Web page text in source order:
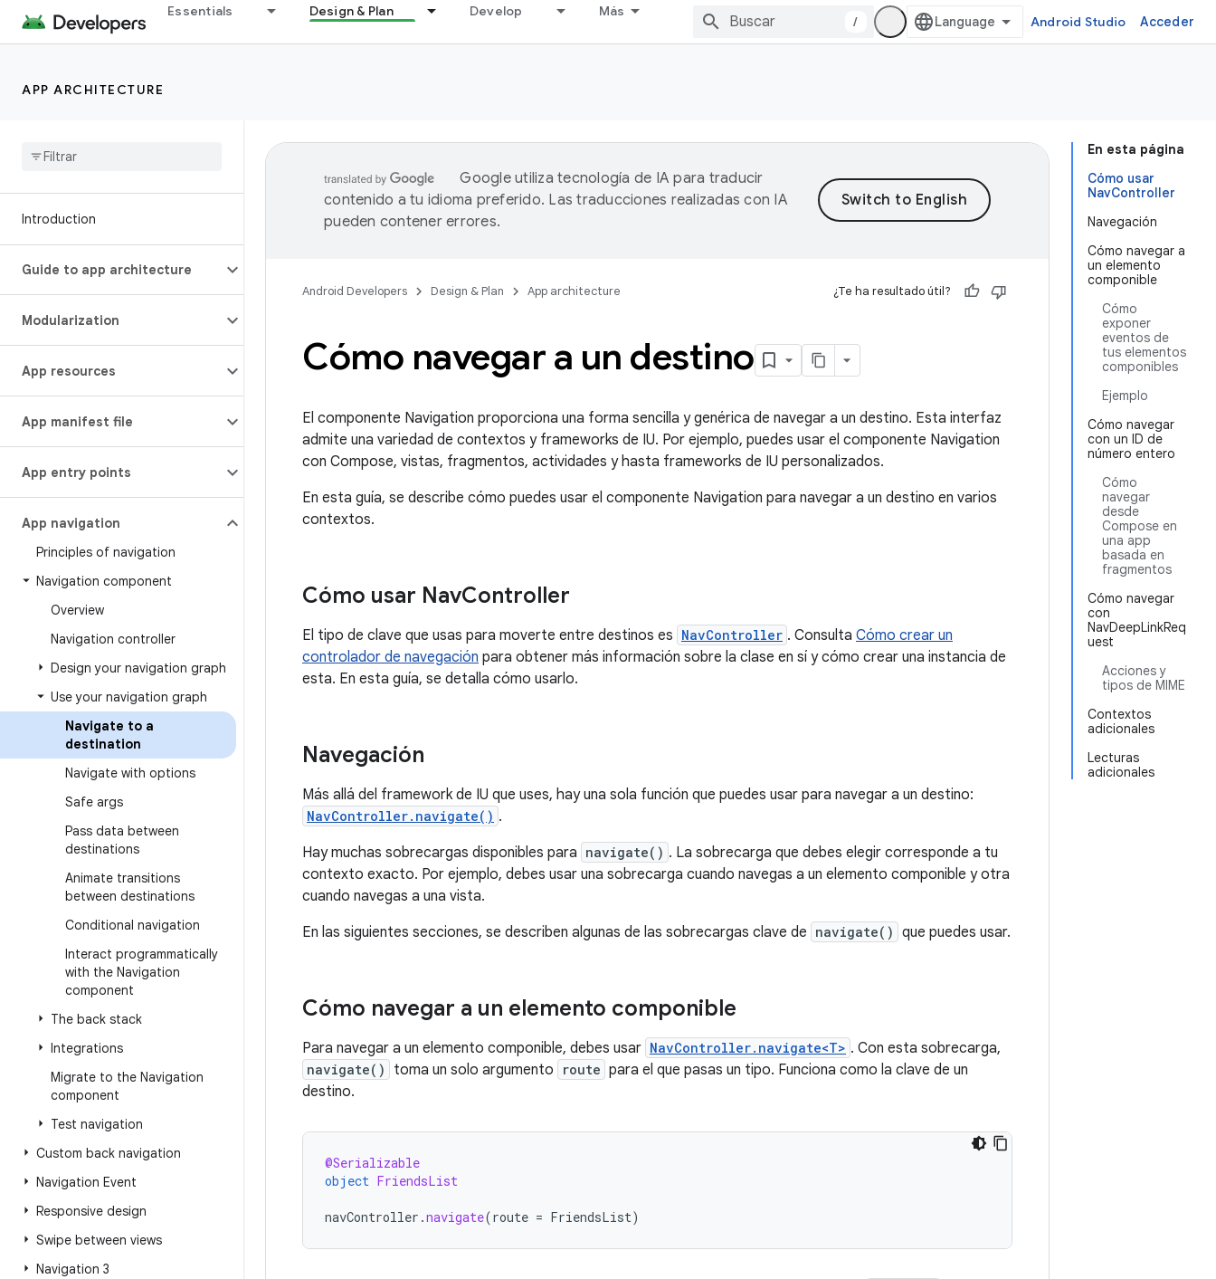
Essentials Design & Plan Develop Más
/ Android Studio Acceder
APP ARCHITECTURE
Introduction
Guide to app architecture
Modularization
App resources
App manifest file
App entry points
App navigation
Principles of navigation
Navigation component
Overview
Navigation controller
Design your navigation graph
Use your navigation graph
Navigate to a
destination
Navigate with options
Safe args
Pass data between
destinations
Animate transitions
between destinations
Conditional navigation
Interact programmatically
with the Navigation
component
The back stack
Integrations
Migrate to the Navigation
component
Test navigation
Custom back navigation
Navigation Event
Responsive design
Swipe between views
Navigation 3
En esta página
Cómo usar
NavController
Navegación
Cómo navegar a
un elemento
componible
Cómo
exponer
eventos de
tus elementos
componibles
Ejemplo
Cómo navegar
con un ID de
número entero
Cómo
navegar
desde
Compose en
una app
basada en
fragmentos
Cómo navegar
con
NavDeepLinkReq
uest
Acciones y
tipos de MIME
Contextos
adicionales
Lecturas
adicionales
Google utiliza tecnología de IA para traducir
contenido a tu idioma preferido. Las traducciones realizadas con IA
pueden contener errores.
Android Developers Design & Plan App architecture ¿Te ha resultado útil?
Cómo navegar a un destino
El componente Navigation proporciona una forma sencilla y genérica de navegar a un destino. Esta interfaz
admite una variedad de contextos y frameworks de IU. Por ejemplo, puedes usar el componente Navigation
con Compose, vistas, fragmentos, actividades y hasta frameworks de IU personalizados.
En esta guía, se describe cómo puedes usar el componente Navigation para navegar a un destino en varios
contextos.
Cómo usar NavController
El tipo de clave que usas para moverte entre destinos es NavController . Consulta Cómo crear un
controlador de navegación para obtener más información sobre la clase en sí y cómo crear una instancia de
esta. En esta guía, se detalla cómo usarlo.
Navegación
Más allá del framework de IU que uses, hay una sola función que puedes usar para navegar a un destino:
NavController.navigate() .
Hay muchas sobrecargas disponibles para navigate() . La sobrecarga que debes elegir corresponde a tu
contexto exacto. Por ejemplo, debes usar una sobrecarga cuando navegas a un elemento componible y otra
cuando navegas a una vista.
En las siguientes secciones, se describen algunas de las sobrecargas clave de navigate() que puedes usar.
Cómo navegar a un elemento componible
Para navegar a un elemento componible, debes usar NavController.navigate<T> . Con esta sobrecarga,
navigate() toma un solo argumento route para el que pasas un tipo. Funciona como la clave de un
destino.
@Serializable
object FriendsList
navController .navigate(route = FriendsList)